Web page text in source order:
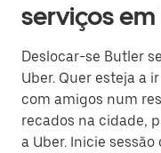
serviços em
Deslocar-se Butler
Uber. Quer esteja a
com amigos num
recados na cidade,
a Uber. Inicie